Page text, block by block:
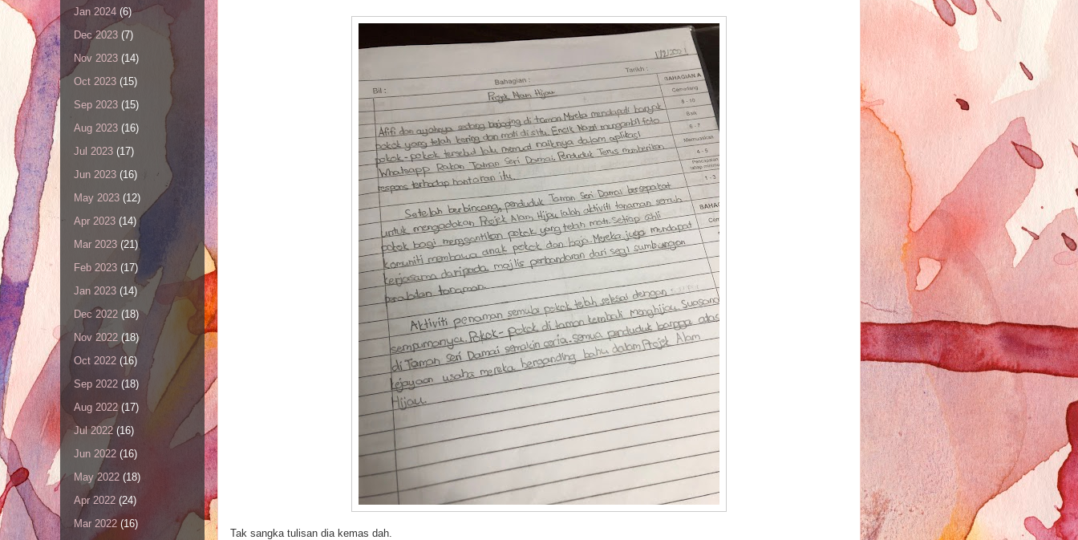
Tak sangka tulisan dia kemas dah.
Jan 2024 (6)
Dec 2023 (7)
Nov 2023 (14)
Oct 2023 (15)
Sep 2023 (15)
Aug 2023 (16)
Jul 2023 (17)
Jun 2023 (16)
May 2023 (12)
Apr 2023 (14)
Mar 2023 (21)
Feb 2023 (17)
Jan 2023 (14)
Dec 2022 (18)
Nov 2022 (18)
Oct 2022 (16)
Sep 2022 (18)
Aug 2022 (17)
Jul 2022 (16)
Jun 2022 (16)
May 2022 (18)
Apr 2022 (24)
Mar 2022 (16)